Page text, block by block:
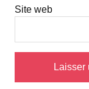
Site web